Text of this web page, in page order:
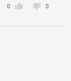

0  0